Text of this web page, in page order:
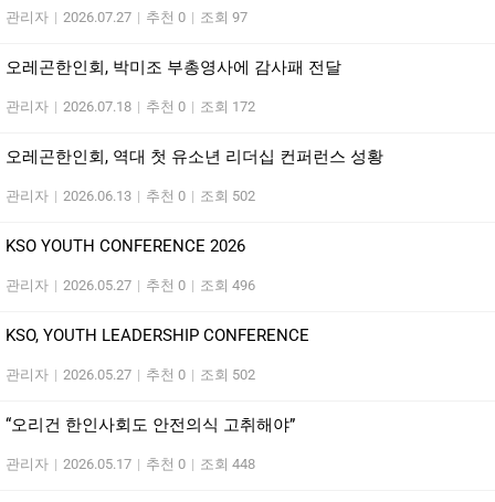
관리자 | 2026.07.27 | 추천 0 | 조회 97
오레곤한인회, 박미조 부총영사에 감사패 전달
관리자 | 2026.07.18 | 추천 0 | 조회 172
오레곤한인회, 역대 첫 유소년 리더십 컨퍼런스 성황
관리자 | 2026.06.13 | 추천 0 | 조회 502
KSO YOUTH CONFERENCE 2026
관리자 | 2026.05.27 | 추천 0 | 조회 496
KSO, YOUTH LEADERSHIP CONFERENCE
관리자 | 2026.05.27 | 추천 0 | 조회 502
“오리건 한인사회도 안전의식 고취해야”
관리자 | 2026.05.17 | 추천 0 | 조회 448